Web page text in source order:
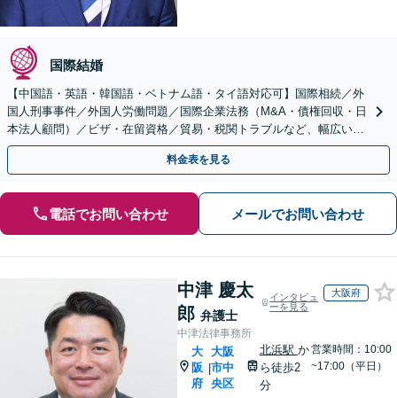
国際結婚
【中国語・英語・韓国語・ベトナム語・タイ語対応可】国際相続／外
国人刑事事件／外国人労働問題／国際企業法務（M&A・債権回収・日
本法人顧問）／ビザ・在留資格／貿易・税関トラブルなど、幅広いご
相談に対応【東京:永田町駅2分】【大阪:北浜駅2分】
料金表を見る
電話でお問い合わせ メールでお問い合わせ
中津 慶太
郎 弁護士
インタビュ
ーを見る
大阪府
中津法律事務所
大
阪
府
|
大阪
市中
央区
北浜駅 か
ら徒歩2
分
営業時間：10:00
~17:00（平日）